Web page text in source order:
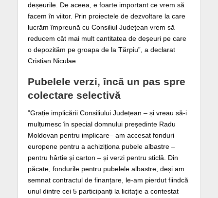
deșeurile. De aceea, e foarte important ce vrem să
facem în viitor. Prin proiectele de dezvoltare la care
lucrăm împreună cu Consiliul Județean vrem să
reducem cât mai mult cantitatea de deșeuri pe care
o depozităm pe groapa de la Tărpiu”, a declarat
Cristian Niculae.
Pubelele verzi, încă un pas spre
colectare selectivă
”Grație implicării Consiliului Județean – și vreau să-i
mulțumesc în special domnului președinte Radu
Moldovan pentru implicare– am accesat fonduri
europene pentru a achiziționa pubele albastre –
pentru hârtie și carton – și verzi pentru sticlă. Din
păcate, fondurile pentru pubelele albastre, deși am
semnat contractul de finanțare, le-am pierdut fiindcă
unul dintre cei 5 participanți la licitație a contestat